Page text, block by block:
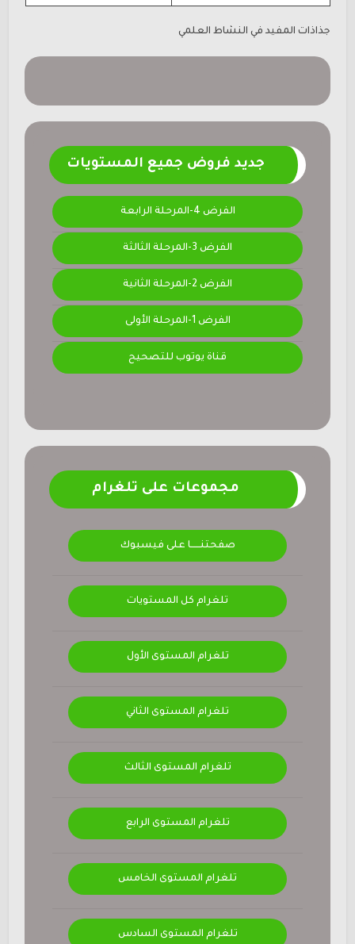
جذاذات المفيد في النشاط العلمي
جديد فروض جميع المستويات
الفرض 4-المرحلة الرابعة
الفرض 3-المرحلة الثالثة
الفرض 2-المرحلة الثانية
الفرض 1-المرحلة الأولى
قناة يوتوب للتصحيح
مجموعات على تلغرام
صفحتنــــــا على فيسبوك
تلغرام كل المستويات
تلغرام المستوى الأول
تلغرام المستوى الثاني
تلغرام المستوى الثالث
تلغرام المستوى الرابع
تلغرام المستوى الخامس
تلغرام المستوى السادس